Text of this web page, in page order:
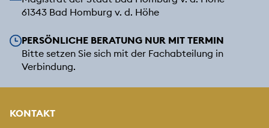
61343 Bad Homburg v. d. Höhe
Unsere Öffnungszeiten
PERSÖNLICHE BERATUNG NUR MIT TERMIN
Bitte setzen Sie sich mit der Fachabteilung in
Verbindung.
KONTAKT